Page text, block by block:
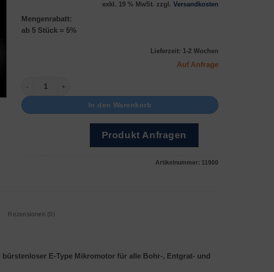
exkl. 19 % MwSt. zzgl. Versandkosten
Mengenrabatt:
ab 5 Stück = 5%
Lieferzeit: 1-2 Wochen
Auf Anfrage
EQJ 10 Mikromotor Menge
In den Warenkorb
Produkt Anfragen
Artikelnummer: 11900
Rezensionen (0)
E-Type Mikromotor für alle Bohr-, Entgrat- und